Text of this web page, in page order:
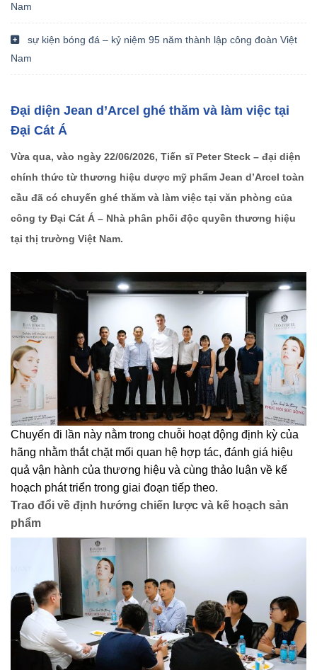
Nam
sự kiện bóng đá – kỷ niệm 95 năm thành lập công đoàn Việt
Nam
Đại diện Jean d’Arcel ghé thăm và làm việc tại
Đại Cát Á
Vừa qua, vào ngày 22/06/2026, Tiến sĩ Peter Steck – đại diện
chính thức từ thương hiệu dược mỹ phẩm Jean d’Arcel toàn
cầu đã có chuyến ghé thăm và làm việc tại văn phòng của
công ty Đại Cát Á – Nhà phân phối độc quyền thương hiệu
tại thị trường Việt Nam.
Chuyến đi lần này nằm trong chuỗi hoạt động định kỳ của
hãng nhằm thắt chặt mối quan hệ hợp tác, đánh giá hiệu
quả vận hành của thương hiệu và cùng thảo luận về kế
hoạch phát triển trong giai đoạn tiếp theo.
Trao đổi về định hướng chiến lược và kế hoạch sản
phẩm